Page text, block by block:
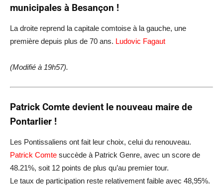
municipales à Besançon !
La droite reprend la capitale comtoise à la gauche, une
première depuis plus de 70 ans. Ludovic Fagaut
(Modifié à 19h57).
Patrick Comte devient le nouveau maire de
Pontarlier !
Les Pontissaliens ont fait leur choix, celui du renouveau.
Patrick Comte succède à Patrick Genre, avec un score de
48.21%, soit 12 points de plus qu’au premier tour.
Le taux de participation reste relativement faible avec 48,95%.